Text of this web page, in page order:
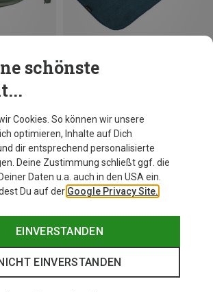
schönste
Cookies. So können wir unsere
optimieren, Inhalte auf Dich
dir entsprechend personalisierte
Deine Zustimmung schließt ggf. die
Daten u.a. auch in den USA ein.
Du auf der Google Privacy Site.
EINVERSTANDEN
EINVERSTANDEN